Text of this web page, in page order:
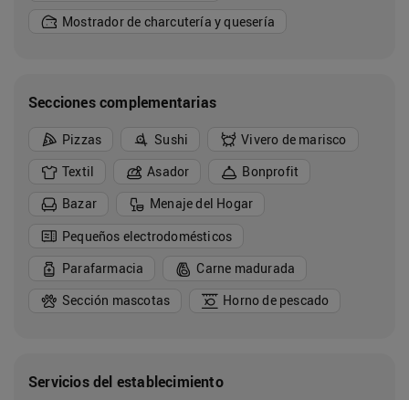
Mostrador de charcutería y quesería
Secciones complementarias
Pizzas Sushi
Vivero de marisco
Textil
Asador
Bonprofit
Bazar
Menaje del Hogar
Pequeños electrodomésticos
Parafarmacia
Carne madurada
Sección mascotas
Horno de pescado
Servicios del establecimiento